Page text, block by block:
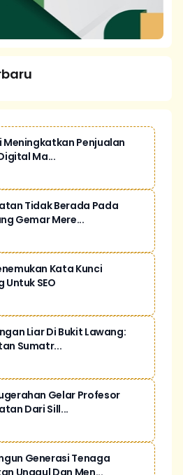
Penjualan
Ma...
Tidak Berada Pada
Gemar Mere...
Kata Kunci
Untuk SEO
Liar Di Bukit Lawang:
Sumatr...
Gelar Profesor
Dari Sill...
Generasi Tenaga